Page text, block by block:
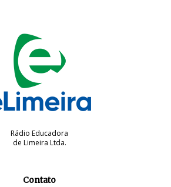
Rádio Educadora
de Limeira Ltda.
Contato